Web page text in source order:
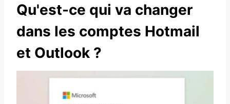
Qu'est-ce qui va changer
dans les comptes Hotmail
et Outlook ?